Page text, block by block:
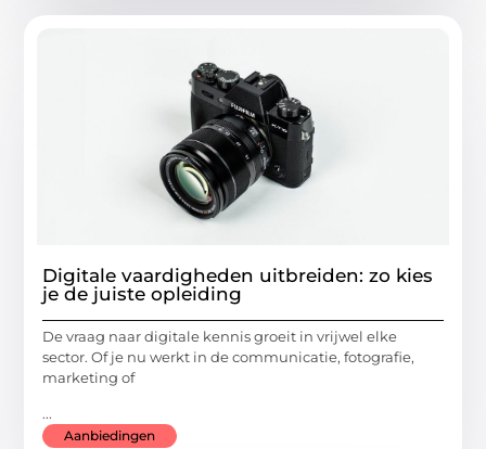
Digitale vaardigheden uitbreiden: zo kies
je de juiste opleiding
De vraag naar digitale kennis groeit in vrijwel elke
sector. Of je nu werkt in de communicatie, fotografie,
marketing of
...
Aanbiedingen